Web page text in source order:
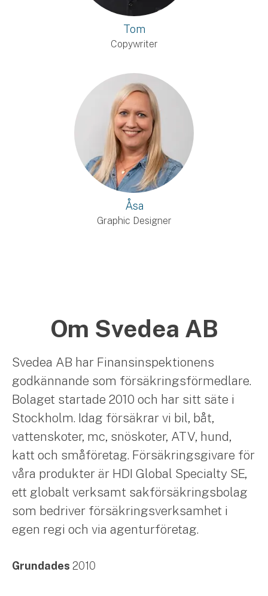
Tom
Copywriter
Åsa
Graphic Designer
Om Svedea AB
Svedea AB har Finansinspektionens
godkännande som försäkringsförmedlare.
Bolaget startade 2010 och har sitt säte i
Stockholm. Idag försäkrar vi bil, båt,
vattenskoter, mc, snöskoter, ATV, hund,
katt och småföretag. Försäkringsgivare för
våra produkter är HDI Global Specialty SE,
ett globalt verksamt sakförsäkringsbolag
som bedriver försäkringsverksamhet i
egen regi och via agenturföretag.
Grundades 2010